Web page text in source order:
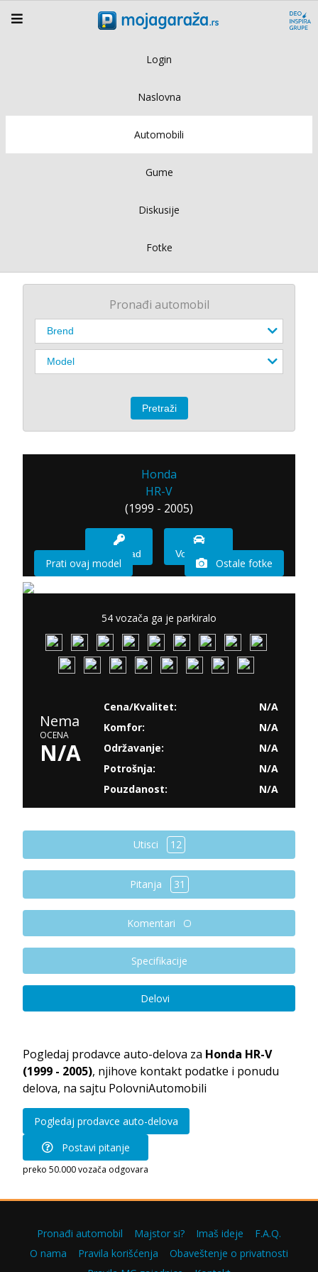
Login
Naslovna
Automobili
Gume
Diskusije
Fotke
Pronađi automobil
Honda
HR-V
(1999 - 2005)
Imam sad Vozio sam
Prati ovaj model Ostale fotke
54 vozača ga je parkiralo
Nema
OCENA
N/A
Cena/Kvalitet:
N/A
Komfor:
N/A
Održavanje:
N/A
Potrošnja:
N/A
Pouzdanost:
N/A
Utisci 12
Pitanja 31
Komentari
Specifikacije
Delovi
Pogledaj prodavce auto-delova za Honda HR-V
(1999 - 2005), njihove kontakt podatke i ponudu
delova, na sajtu PolovniAutomobili
Pogledaj prodavce auto-delova
Postavi pitanje
preko 50.000 vozača odgovara
Pronađi automobil Majstor si? Imaš ideje
F.A.Q.
O nama
Pravila korišćenja
Obaveštenje o privatnosti